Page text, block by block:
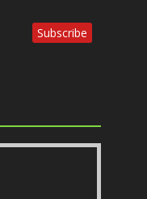
Subscribe